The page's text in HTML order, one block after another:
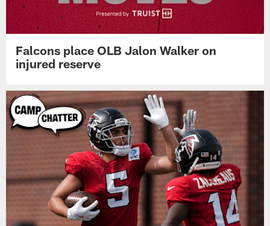
Falcons place OLB Jalon Walker on
injured reserve